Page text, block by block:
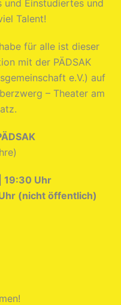
und Einstudiertes und
Talent!
für alle ist dieser
mit der PÄDSAK
e.V.) auf
– Theater am
19:30 Uhr
(nicht öffentlich)